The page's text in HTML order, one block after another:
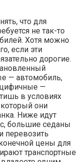
что для
не так-то
Хотя можно
если эти
дорогие.
— автомобиль,
—
в условиях
они
Ниже идут
большие седаны
перевозить
цены для
транспортные